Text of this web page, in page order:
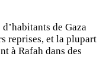
de Gaza
reprises, et la plupart
à Rafah dans des